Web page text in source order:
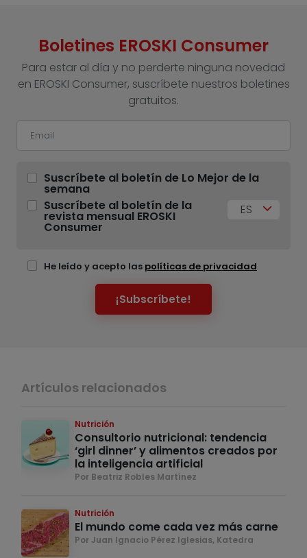
Boletines EROSKI Consumer
Para estar al día y no perderte ninguna novedad
en EROSKI Consumer, suscríbete nuestros boletines
gratuitos.
Suscríbete al boletín de Lo Mejor de la
semana
Suscríbete al boletín de la
revista mensual EROSKI
Consumer
ES
He leído y acepto las políticas de privacidad
¡Subscríbete!
Artículos relacionados
Nutrición
Consultorio nutricional: tendencia
‘girl dinner’ y alimentos creados por
la inteligencia artificial
Por Beatriz Robles Martínez
Nutrición
El mundo come cada vez más carne
Por Juan Ignacio Pérez Iglesias, Katedra